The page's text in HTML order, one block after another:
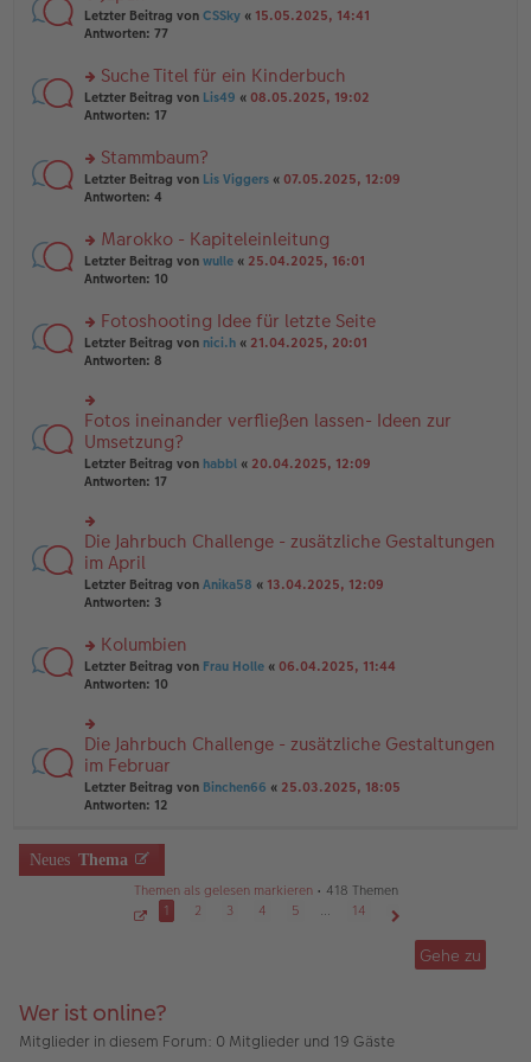
a
g
n
er
tr
a
g
n
g
el
e
n
er
tr
a
g
rs
te
n
g
el
e
n
er
tr
a
g
Letzter Beitrag von CSSky « 15.05.2025, 14:41
Antworten: 77
rs
te
n
g
el
e
n
er
tr
a
g
Suche Titel für ein Kinderbuch
Letzter Beitrag von Lis49 « 08.05.2025, 19:02
Antworten: 17
rs
te
n
g
el
e
n
er
tr
a
g
Stammbaum?
Letzter Beitrag von Lis Viggers « 07.05.2025, 12:09
Antworten: 4
rs
te
n
g
el
e
n
er
B
ei
tr
g
Marokko - Kapiteleinleitung
Letzter Beitrag von wulle « 25.04.2025, 16:01
Antworten: 10
rs
te
u
n
g
el
es
e
er
B
ei
tr
a
g
Fotoshooting Idee für letzte Seite
Letzter Beitrag von nici.h « 21.04.2025, 20:01
Antworten: 8
rs
te
r
u
n
el
es
e
n
er
tr
a
g
Fotos ineinander verfließen lassen- Ideen zur
Umsetzung?
Letzter Beitrag von habbl « 20.04.2025, 12:09
Antworten: 17
rs
te
r
u
n
el
es
e
er
B
ei
tr
a
g
Die Jahrbuch Challenge - zusätzliche Gestaltungen
im April
Letzter Beitrag von Anika58 « 13.04.2025, 12:09
Antworten: 3
rs
te
u
n
g
el
es
e
er
B
ei
Kolumbien
Letzter Beitrag von Frau Holle « 06.04.2025, 11:44
Antworten: 10
rs
te
r
u
n
el
es
g
Die Jahrbuch Challenge - zusätzliche Gestaltungen
im Februar
Letzter Beitrag von Binchen66 « 25.03.2025, 18:05
Antworten: 12
Neues Thema
Themen als gelesen markieren• 418 Themen
v
o
n
1
1 2 3 4 5 …
14
Gehe zu
Wer ist online?
Mitglieder in diesem Forum: 0 Mitglieder und 19 Gäste